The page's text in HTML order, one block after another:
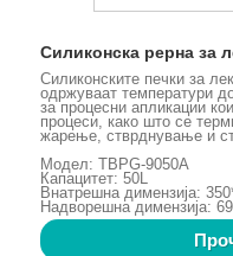
Силиконска рерна за
Силиконските печки за
одржуваат температури
за процесни апликации
процеси, како што се
жарење, стврднување и
Модел: TBPG-9050A
Капацитет: 50L
Внатрешна димензија:
Надворешна димензија: